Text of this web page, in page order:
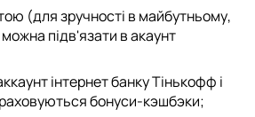
(для зручності в майбутньому,
підв'язати в акаунт
інтернет банку Тінькофф і
бонуси-кэшбэки;